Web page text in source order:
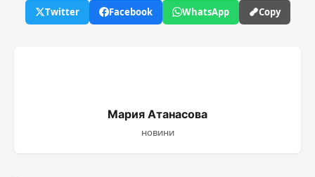
Twitter Facebook WhatsApp Copy
Мария Атанасова
новини